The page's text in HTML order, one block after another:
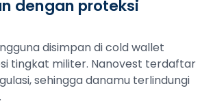
dengan proteksi
disimpan di cold wallet
tingkat militer. Nanovest terdaftar
sehingga danamu terlindungi